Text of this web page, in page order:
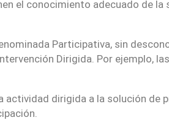
el conocimiento adecuado de
Participativa, sin
Dirigida. Por ejemplo,
dirigida a la solución